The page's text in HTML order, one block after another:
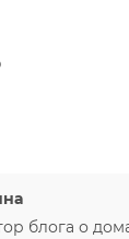
блога о